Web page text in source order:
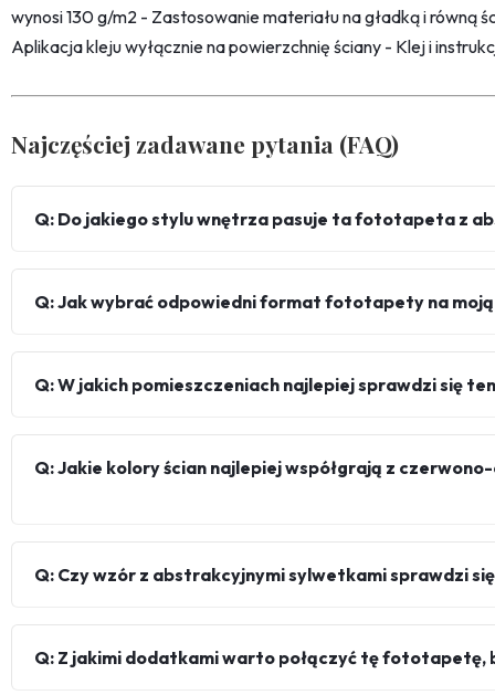
wynosi 130 g/m2 - Zastosowanie materiału na gładką i równą
Aplikacja kleju wyłącznie na powierzchnię ściany - Klej i
Najczęściej zadawane pytania (FAQ)
Q: Do jakiego stylu wnętrza pasuje ta fototapeta z
Q: Jak wybrać odpowiedni format fototapety na moją
Q: W jakich pomieszczeniach najlepiej sprawdzi się
Q: Jakie kolory ścian najlepiej współgrają z
Q: Czy wzór z abstrakcyjnymi sylwetkami sprawdzi
Q: Z jakimi dodatkami warto połączyć tę fototapetę,